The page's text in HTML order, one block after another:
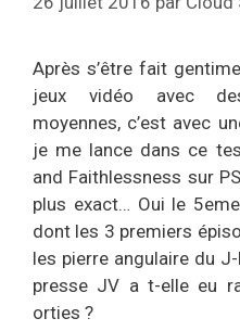
Après s’être fait
jeux vidéo avec
moyennes, c’est avec
je me lance dans ce
and Faithlessness sur
plus exact… Oui le
dont les 3 premiers
les pierre angulaire du
presse JV a t-elle eu
orties ?